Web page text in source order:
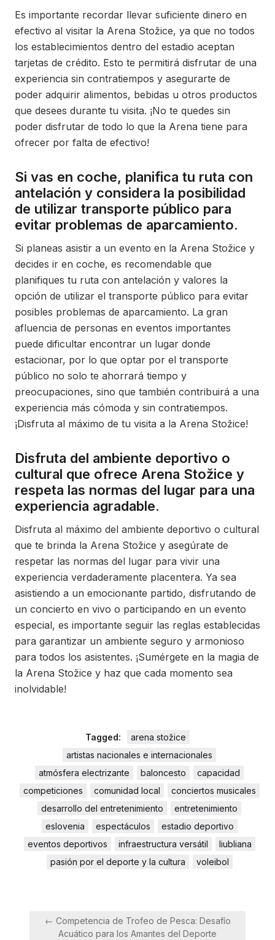
Es importante recordar llevar suficiente dinero en
efectivo al visitar la Arena Stožice, ya que no todos
los establecimientos dentro del estadio aceptan
tarjetas de crédito. Esto te permitirá disfrutar de una
experiencia sin contratiempos y asegurarte de
poder adquirir alimentos, bebidas u otros productos
que desees durante tu visita. ¡No te quedes sin
poder disfrutar de todo lo que la Arena tiene para
ofrecer por falta de efectivo!
Si vas en coche, planifica tu ruta con
antelación y considera la posibilidad
de utilizar transporte público para
evitar problemas de aparcamiento.
Si planeas asistir a un evento en la Arena Stožice y
decides ir en coche, es recomendable que
planifiques tu ruta con antelación y valores la
opción de utilizar el transporte público para evitar
posibles problemas de aparcamiento. La gran
afluencia de personas en eventos importantes
puede dificultar encontrar un lugar donde
estacionar, por lo que optar por el transporte
público no solo te ahorrará tiempo y
preocupaciones, sino que también contribuirá a una
experiencia más cómoda y sin contratiempos.
¡Disfruta al máximo de tu visita a la Arena Stožice!
Disfruta del ambiente deportivo o
cultural que ofrece Arena Stožice y
respeta las normas del lugar para una
experiencia agradable.
Disfruta al máximo del ambiente deportivo o cultural
que te brinda la Arena Stožice y asegúrate de
respetar las normas del lugar para vivir una
experiencia verdaderamente placentera. Ya sea
asistiendo a un emocionante partido, disfrutando de
un concierto en vivo o participando en un evento
especial, es importante seguir las reglas establecidas
para garantizar un ambiente seguro y armonioso
para todos los asistentes. ¡Sumérgete en la magia de
la Arena Stožice y haz que cada momento sea
inolvidable!
Tagged:
arena stožice
artistas nacionales e internacionales
atmósfera electrizante
baloncesto
capacidad
competiciones
comunidad local
conciertos musicales
desarrollo del entretenimiento
entretenimiento
eslovenia
espectáculos
estadio deportivo
eventos deportivos
infraestructura versátil
liubliana
pasión por el deporte y la cultura
voleibol
Navegación
← Competencia de Trofeo de Pesca: Desafío
Acuático para los Amantes del Deporte